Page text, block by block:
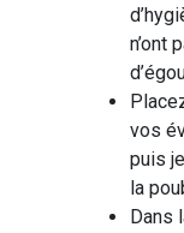
n’ont
vos
puis
la
Dans